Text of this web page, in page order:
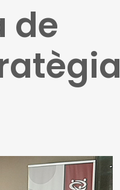
de